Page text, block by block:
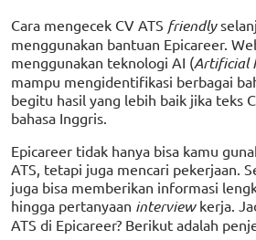
Cara mengecek CV ATS friendly
menggunakan bantuan Epicareer.
menggunakan teknologi AI (Artificial
mampu mengidentifikasi berbagai
begitu hasil yang lebih baik jika teks
bahasa Inggris.
Epicareer tidak hanya bisa kamu
ATS, tetapi juga mencari pekerjaan.
juga bisa memberikan informasi
hingga pertanyaan interview kerja.
ATS di Epicareer? Berikut adalah